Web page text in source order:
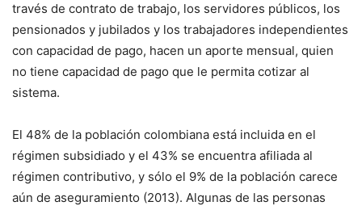
través de contrato de trabajo, los servidores públicos, los
pensionados y jubilados y los trabajadores independientes
con capacidad de pago, hacen un aporte mensual, quien
no tiene capacidad de pago que le permita cotizar al
sistema.
El 48% de la población colombiana está incluida en el
régimen subsidiado y el 43% se encuentra afiliada al
régimen contributivo, y sólo el 9% de la población carece
aún de aseguramiento (2013). Algunas de las personas